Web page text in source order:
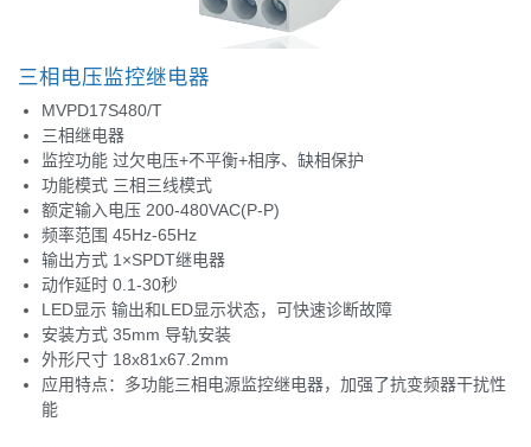
三相电压监控继电器
MVPD17S480/T
三相继电器
监控功能 过欠电压+不平衡+相序、缺相保护
功能模式 三相三线模式
额定输入电压 200-480VAC(P-P)
频率范围 45Hz-65Hz
输出方式 1×SPDT继电器
动作延时 0.1-30秒
LED显示 输出和LED显示状态，可快速诊断故障
安装方式 35mm 导轨安装
外形尺寸 18x81x67.2mm
应用特点：多功能三相电源监控继电器，加强了抗变频器干扰性
能